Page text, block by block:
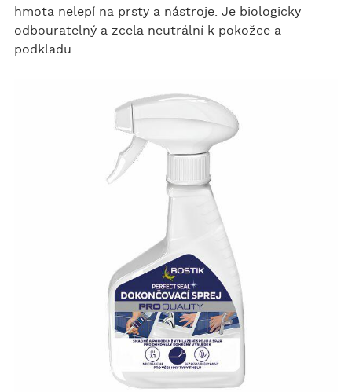
hmota nelepí na prsty a nástroje. Je biologicky
odbouratelný a zcela neutrální k pokožce a
podkladu.